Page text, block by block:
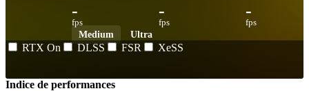
-
fps
-
fps
-
fps
Medium Ultra
RTX On DLSS FSR XeSS
Indice de performances